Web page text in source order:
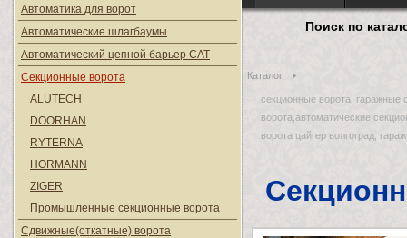
Автоматика для ворот
Автоматические шлагбаумы
Автоматический цепной барьер CAT
Секционные ворота
ALUTECH
DOORHAN
RYTERNA
HORMANN
ZIGER
Промышленные секционные ворота
Сдвижные(откатные) ворота
Поиск по
Каталог
секционные ворота, гаражные
ворота,автоматические
ворота цайгер волгоград,